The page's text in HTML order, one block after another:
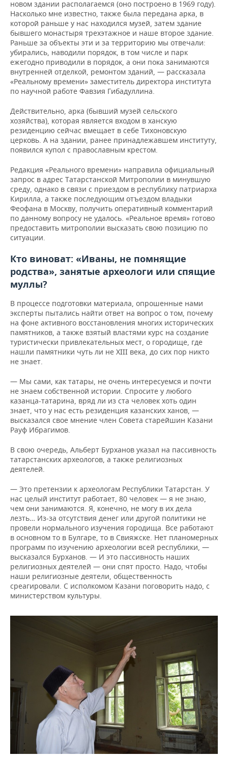
новом здании располагаемся (оно построено в 1969 году).
Насколько мне известно, также была передана арка, в
которой раньше у нас находился музей, затем здание
бывшего монастыря трехэтажное и наше второе здание.
Раньше за объекты эти и за территорию мы отвечали:
убирались, наводили порядок, в том числе и парк
ежегодно приводили в порядок, а они пока занимаются
внутренней отделкой, ремонтом зданий, — рассказала
«Реальному времени» заместитель директора института
по научной работе Фавзия Гибадуллина.
Действительно, арка (бывший музей сельского
хозяйства), которая является входом в ханскую
резиденцию сейчас вмещает в себе Тихоновскую
церковь. А на здании, ранее принадлежавшем институту,
появился купол с православным крестом.
Редакция «Реального времени» направила официальный
запрос в адрес Татарстанской Митрополии в минувшую
среду, однако в связи с приездом в республику патриарха
Кирилла, а также последующим отъездом владыки
Феофана в Москву, получить оперативный комментарий
по данному вопросу не удалось. «Реальное время» готово
предоставить митрополии высказать свою позицию по
ситуации.
Кто виноват: «Иваны, не помнящие
родства», занятые археологи или спящие
муллы?
В процессе подготовки материала, опрошенные нами
эксперты пытались найти ответ на вопрос о том, почему
на фоне активного восстановления многих исторических
памятников, а также взятый властями курс на создание
туристически привлекательных мест, о городище, где
нашли памятники чуть ли не XIII века, до сих пор никто
не знает.
— Мы сами, как татары, не очень интересуемся и почти
не знаем собственной истории. Спросите у любого
казанца-татарина, вряд ли из ста человек хоть один
знает, что у нас есть резиденция казанских ханов, —
высказался свое мнение член Совета старейшин Казани
Рауф Ибрагимов.
В свою очередь, Альберт Бурханов указал на пассивность
татарстанских археологов, а также религиозных
деятелей.
— Это претензии к археологам Республики Татарстан. У
нас целый институт работает, 80 человек — я не знаю,
чем они занимаются. Я, конечно, не могу в их дела
лезть… Из-за отсутствия денег или другой политики не
провели нормального изучения городища. Все работают
в основном то в Булгаре, то в Свияжске. Нет планомерных
программ по изучению археологии всей республики, —
высказался Бурханов. — И это пассивность наших
религиозных деятелей — они спят просто. Надо, чтобы
наши религиозные деятели, общественность
среагировали. С исполкомом Казани поговорить надо, с
министерством культуры.